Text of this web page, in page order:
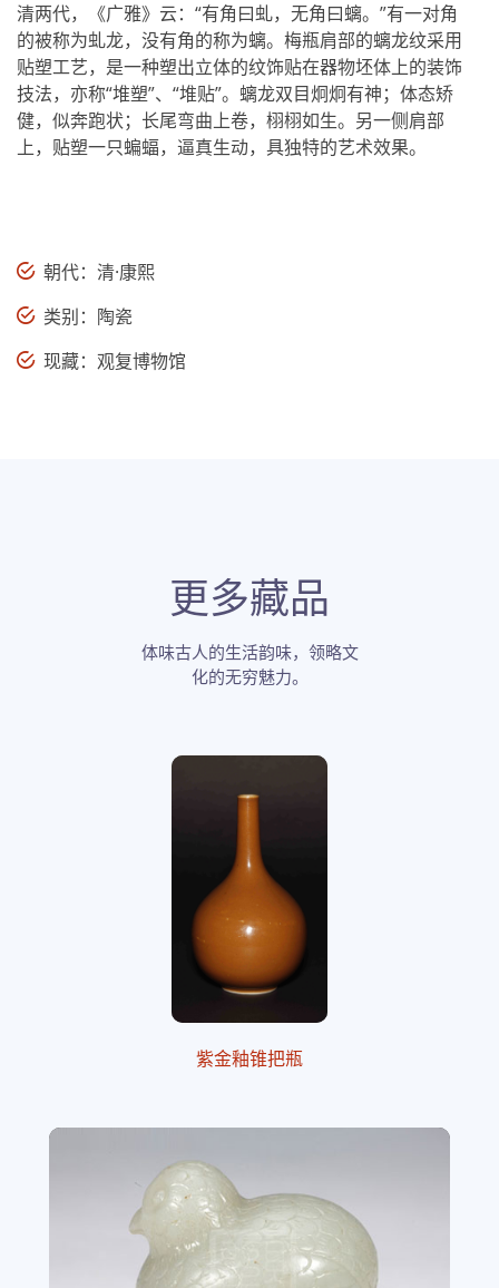
清两代，《广雅》云：“有角曰虬，无角曰螭。”有一对角
的被称为虬龙，没有角的称为螭。梅瓶肩部的螭龙纹采用
贴塑工艺，是一种塑出立体的纹饰贴在器物坯体上的装饰
技法，亦称“堆塑”、“堆贴”。螭龙双目炯炯有神；体态矫
健，似奔跑状；长尾弯曲上卷，栩栩如生。另一侧肩部
上，贴塑一只蝙蝠，逼真生动，具独特的艺术效果。
朝代：清·康熙
类别：陶瓷
现藏：观复博物馆
更多藏品
体味古人的生活韵味，领略文
化的无穷魅力。
紫金釉锥把瓶